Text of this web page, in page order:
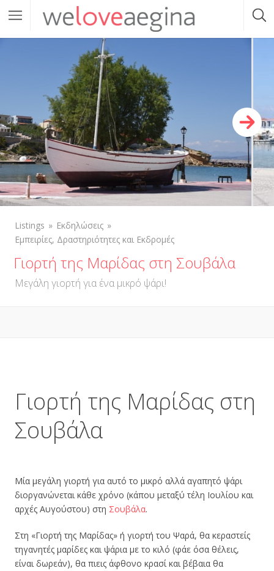
Listings
Εκδηλώσεις
Εμπειρίες, Δραστηριότητες και Εκδρομές
Γιορτή της Μαρίδας στη Σουβάλα
Μεγάλη γιορτή για ένα μικρό ψάρι!
Γιορτή της Μαρίδας στη
Σουβάλα
Μία μεγάλη γιορτή για αυτό το μικρό αλλά αγαπητό ψάρι
διοργανώνεται κάθε χρόνο (κάπου μεταξύ τέλη Ιουλίου και
αρχές Αυγούστου) στη Σουβάλα.
Στη «Γιορτή της Μαρίδας» ή γιορτή του Ψαρά, θα κεραστείς
τηγανητές μαρίδες και ψάρια με το κιλό (φάε όσα θέλεις,
είναι δωρεάν), θα πιεις άφθονο κρασί και βέβαια θα